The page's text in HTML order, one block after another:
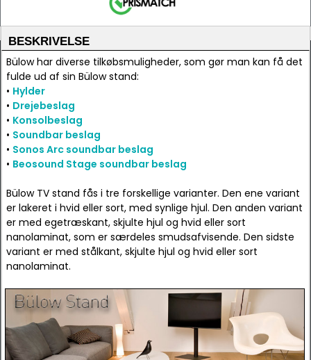
BESKRIVELSE
Bülow har diverse tilkøbsmuligheder, som gør man kan få det
fulde ud af sin Bülow stand:
• Hylder
• Drejebeslag
• Konsolbeslag
• Soundbar beslag
• Sonos Arc soundbar beslag
• Beosound Stage soundbar beslag
Bülow TV stand fås i tre forskellige varianter. Den ene variant
er lakeret i hvid eller sort, med synlige hjul. Den anden variant
er med egetræskant, skjulte hjul og hvid eller sort
nanolaminat, som er særdeles smudsafvisende. Den sidste
variant er med stålkant, skjulte hjul og hvid eller sort
nanolaminat.